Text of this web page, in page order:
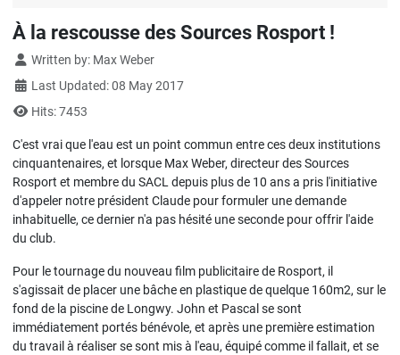
À la rescousse des Sources Rosport !
Details
Written by: Max Weber
Last Updated: 08 May 2017
Hits: 7453
C'est vrai que l'eau est un point commun entre ces deux institutions
cinquantenaires, et lorsque Max Weber, directeur des Sources
Rosport et membre du SACL depuis plus de 10 ans a pris l'initiative
d'appeler notre président Claude pour formuler une demande
inhabituelle, ce dernier n'a pas hésité une seconde pour offrir l'aide
du club.
Pour le tournage du nouveau film publicitaire de Rosport, il
s'agissait de placer une bâche en plastique de quelque 160m2, sur le
fond de la piscine de Longwy. John et Pascal se sont
immédiatement portés bénévole, et après une première estimation
du travail à réaliser se sont mis à l'eau, équipé comme il fallait, et se